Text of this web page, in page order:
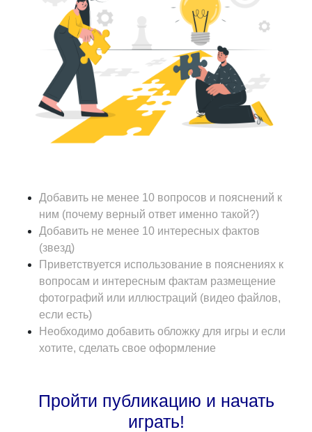
Добавить не менее 10 вопросов и пояснений к
ним (почему верный ответ именно такой?)
Добавить не менее 10 интересных фактов
(звезд)
Приветствуется использование в пояснениях к
вопросам и интересным фактам размещение
фотографий или иллюстраций (видео файлов,
если есть)
Необходимо добавить обложку для игры и если
хотите, сделать свое оформление
Пройти публикацию и начать
играть!